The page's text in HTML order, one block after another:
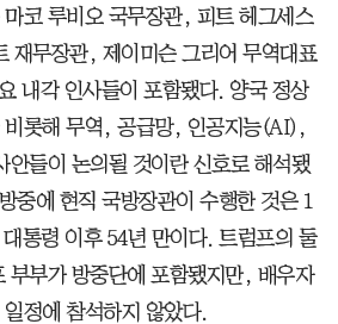
코 루비오 국무장관, 피트 헤그세스
재무장관, 제이미슨 그리어 무역대표
내각 인사들이 포함됐다. 양국 정상
비롯해 무역, 공급망, 인공지능(AI),
안들이 논의될 것이란 신호로 해석됐
중에 현직 국방장관이 수행한 것은 1
통령 이후 54년 만이다. 트럼프의 둘
부부가 방중단에 포함됐지만, 배우자
정에 참석하지 않았다.